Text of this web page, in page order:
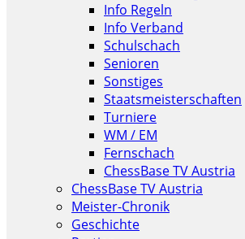
Info Regeln
Info Verband
Schulschach
Senioren
Sonstiges
Staatsmeisterschaften
Turniere
WM / EM
Fernschach
ChessBase TV Austria
ChessBase TV Austria
Meister-Chronik
Geschichte